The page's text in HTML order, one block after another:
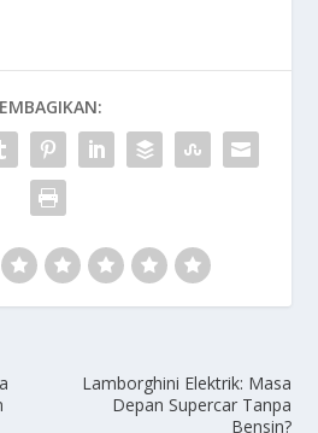
Lamborghini Elektrik: Masa
Depan Supercar Tanpa
Bensin?